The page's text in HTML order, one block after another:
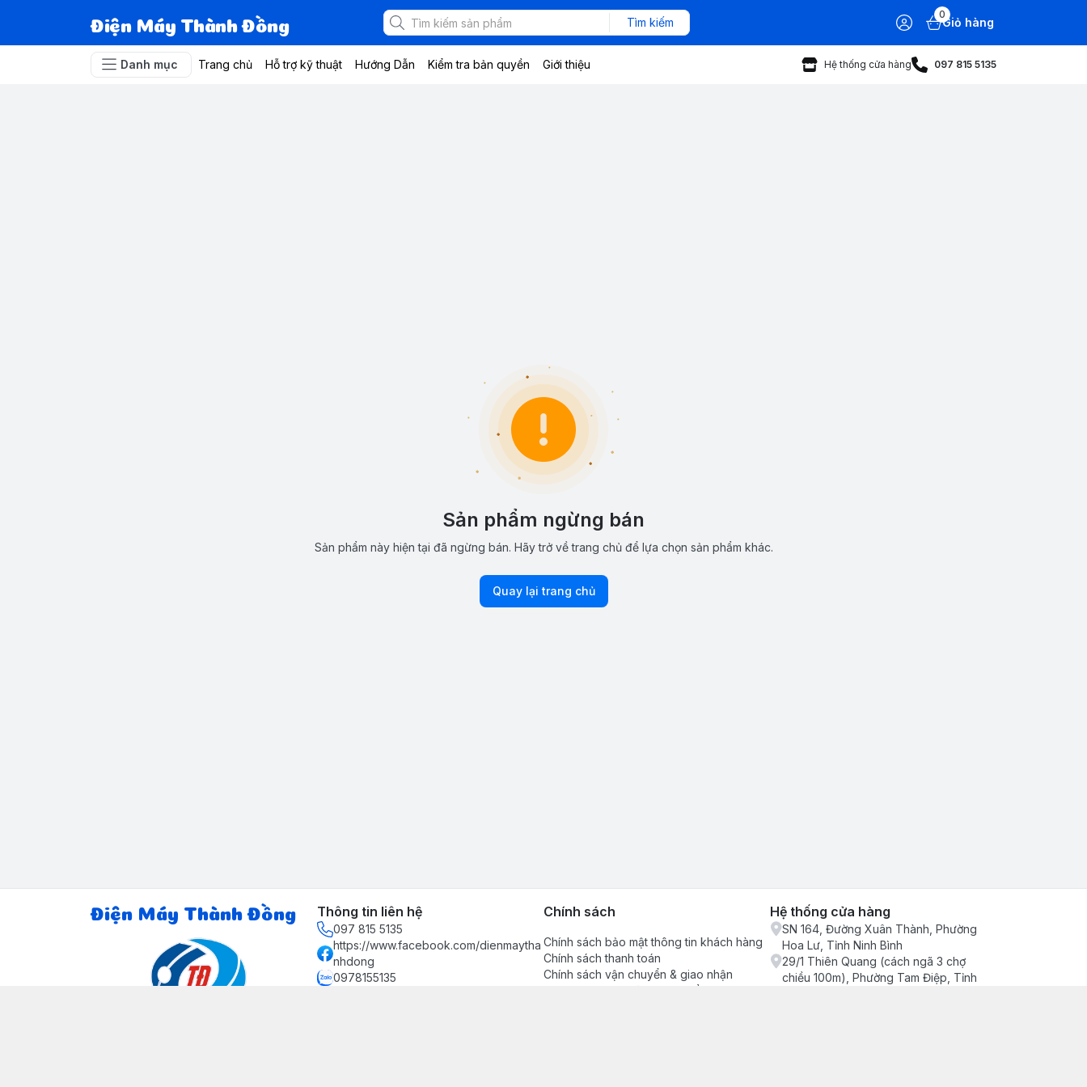
Điện Máy Thành Đồng Tìm kiếm
0
Giỏ hàng
Danh mục Trang chủ Hỗ trợ kỹ thuật Hướng Dẫn Kiểm tra bản quyền Giới thiệu Hệ thống cửa hàng 097 815 5135
Sản phẩm ngừng bán
Sản phẩm này hiện tại đã ngừng bán. Hãy trở về trang chủ để lựa chọn sản phẩm khác.
Quay lại trang chủ
Điện Máy Thành Đồng Thông tin liên hệ
097 815 5135
https://www.facebook.com/dienmaytha
nhdong
0978155135
Chính sách
Chính sách bảo mật thông tin khách hàng
Chính sách thanh toán
Chính sách vận chuyển & giao nhận
Chính sách bảo hành sản phẩm
Hệ thống cửa hàng
SN 164, Đường Xuân Thành, Phường
Hoa Lư, Tỉnh Ninh Bình
29/1 Thiên Quang (cách ngã 3 chợ
chiều 100m), Phường Tam Điệp, Tỉnh